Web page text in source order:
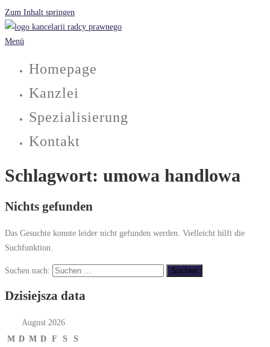
Zum Inhalt springen
Menü
Homepage
Kanzlei
Spezialisierung
Kontakt
Schlagwort: umowa handlowa
Nichts gefunden
Das Gesuchte konnte leider nicht gefunden werden. Vielleicht hilft die
Suchfunktion.
Suchen nach:
Dzisiejsza data
August 2026
M D M D F S
S